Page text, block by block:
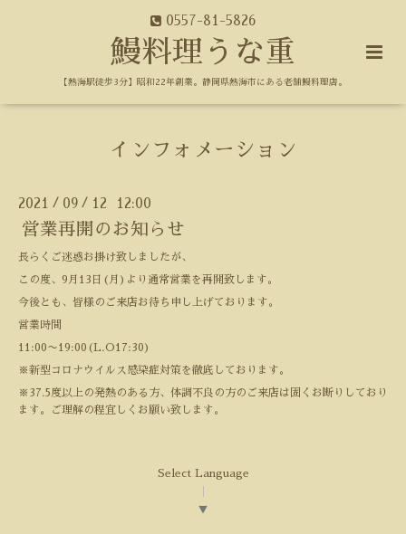
0557-81-5826
鰻料理うな重
【熱海駅徒歩3分】昭和22年創業。静岡県熱海市にある老舗鰻料理店。
インフォメーション
2021 / 09 / 12 12:00
営業再開のお知らせ
長らくご迷惑お掛け致しましたが、
この度、9月13日(月)より通常営業を再開致します。
今後とも、皆様のご来店お待ち申し上げております。
営業時間
11:00〜19:00(L.O17:30)
※新型コロナウイルス感染症対策を徹底しております。
※37.5度以上の発熱のある方、体調不良の方のご来店は固くお断りしており
ます。ご理解の程宜しくお願い致します。
Select Language
▼